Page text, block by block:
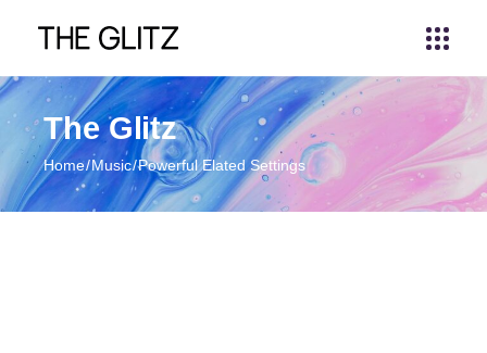
The Glitz
Home Music Powerful Elated Settings